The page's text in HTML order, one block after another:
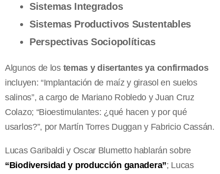
Sistemas Integrados
Sistemas Productivos Sustentables
Perspectivas Sociopolíticas
Algunos de los temas y disertantes ya confirmados
incluyen: “Implantación de maíz y girasol en suelos
salinos”, a cargo de Mariano Robledo y Juan Cruz
Colazo; “Bioestimulantes: ¿qué hacen y por qué
usarlos?”, por Martín Torres Duggan y Fabricio Cassán.
Lucas Garibaldi y Oscar Blumetto hablarán sobre
“Biodiversidad y producción ganadera”; Lucas